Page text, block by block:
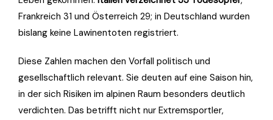
Frankreich 31 und Österreich 29; in Deutschland wurden
bislang keine Lawinentoten registriert.
Diese Zahlen machen den Vorfall politisch und
gesellschaftlich relevant. Sie deuten auf eine Saison hin,
in der sich Risiken im alpinen Raum besonders deutlich
verdichten. Das betrifft nicht nur Extremsportler,